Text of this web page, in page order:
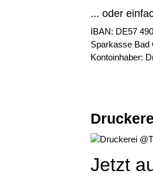
... oder
IBAN: DE57
Sparkasse Bad
Kontoinhaber:
Jetzt